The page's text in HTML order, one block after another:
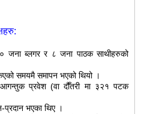
जना ब्लगर र ८ जना पाठक साथीहरुको
समयमै समापन भएको थियो ।
आगन्तुक प्रवेश (वा दौँतरी मा ३२१ पटक
भएका थिए ।